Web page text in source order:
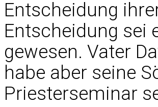
Entscheidung
Entscheidung sei
gewesen. Vater
habe aber seine
Priesterseminar